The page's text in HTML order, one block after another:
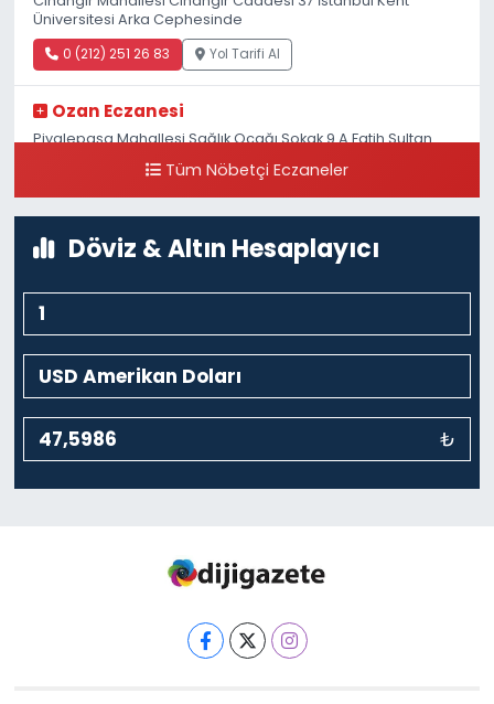
Üniversitesi Arka Cephesinde
0 (212) 251 26 83 Yol Tarifi Al
Ozan Eczanesi
Piyalepaşa Mahallesi Sağlık Ocağı Sokak 9 A Fatih Sultan
Tüm Nöbetçi Eczaneler
Döviz & Altın Hesaplayıcı
₺